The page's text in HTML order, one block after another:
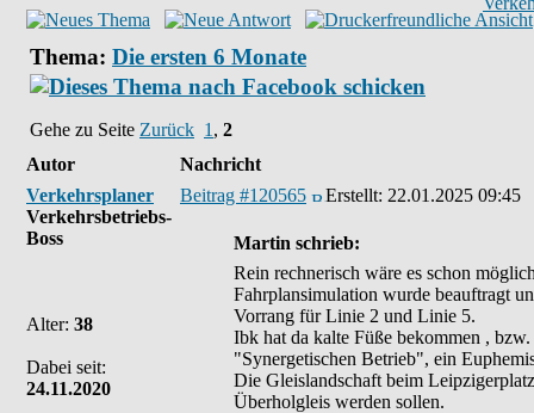
Thema: Die ersten 6 Monate
Gehe zu Seite Zurück 1 , 2
Autor
Nachricht
Verkehrsplaner
Verkehrsbetriebs-
Boss
Alter: 38
Dabei seit:
24.11.2020
Beitrag #120565 Erstellt: 22.01.2025 09:45
Martin schrieb:
Rein rechnerisch wäre es schon
Fahrplansimulation wurde beauftragt
Vorrang für Linie 2 und Linie 5.
Ibk hat da kalte Füße bekommen ,
"Synergetischen Betrieb", ein
Die Gleislandschaft beim
Überholgleis werden sollen.